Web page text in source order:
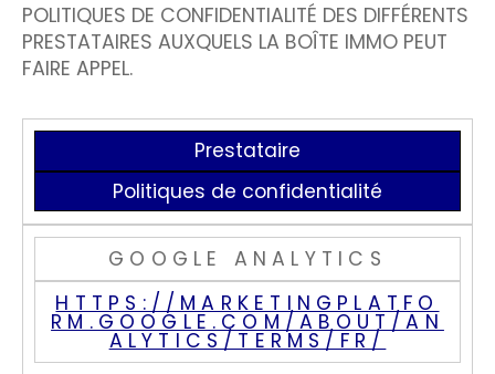
POLITIQUES DE CONFIDENTIALITÉ DES DIFFÉRENTS
PRESTATAIRES AUXQUELS LA BOÎTE IMMO PEUT
FAIRE APPEL.
Prestataire
Politiques de confidentialité
GOOGLE ANALYTICS
HTTPS://MARKETINGPLATFO
RM.GOOGLE.COM/ABOUT/AN
ALYTICS/TERMS/FR/